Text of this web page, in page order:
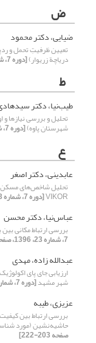
ض
ضیایی، دکتر محمود
تعیین ظرفیتِ تحمل و
دریاچة زریوار)[دوره 7، شماره 25، 1396، صفحه 39-56]
ط
طیب‌نیا، دکتر
تحلیل و بررسی نیاز‌ها
شهرستان پاوه)[دوره 7، شماره 25، 1396، صفحه 223-240]
ع
عابدینی، دکتر اصغر
تحلیل شاخص‌های مسکن
VIKOR[دوره 7، شماره 23، 1396، صفحه 61-76]
عباس‌نیا، دکتر محسن
بررسی ارتباط مکانی
7، شماره 23، 1396، صفحه 21-38]
عبدالله زاده، مهدی
ارزیابی جای پای
شهر مشهد[دوره 7، شماره 24، 1396، صفحه 111-124]
عزیزی، طیبه
بررسی ارتباط بین
حاشیه‌نشین (مورد
صفحه 203-222]